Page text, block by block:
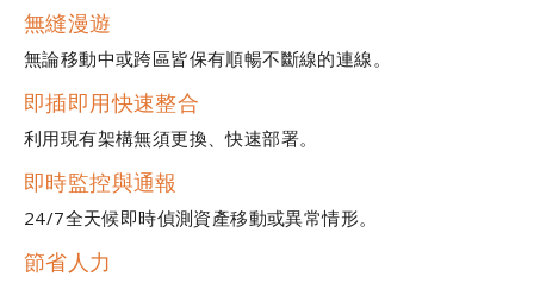
無縫漫遊
無論移動中或跨區皆保有順暢不斷線的連線。
即插即用快速整合
利用現有架構無須更換、快速部署。
即時監控與通報
24/7全天候即時偵測資產移動或異常情形。
節省人力